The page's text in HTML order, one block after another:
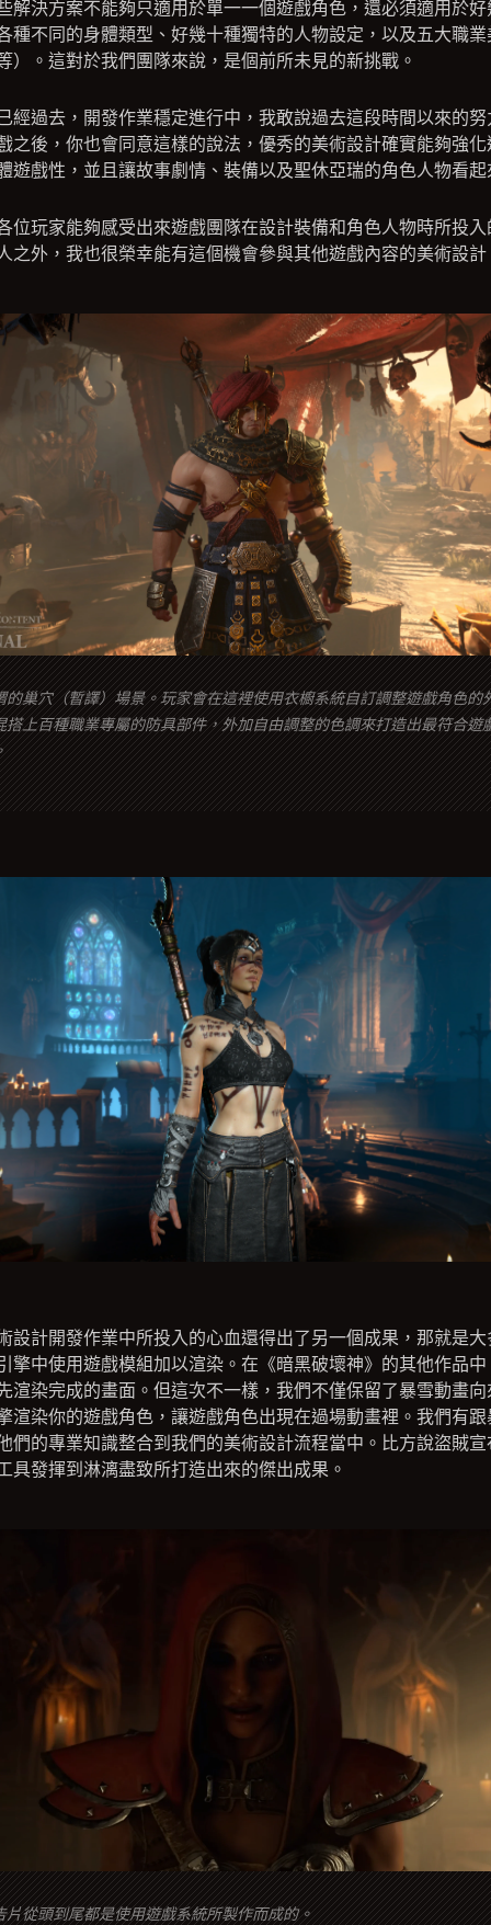
解決方案不能夠只適用於單一一個遊戲角色，還必須適用於
種不同的身體類型、好幾十種獨特的人物設定，以及五大職
）。這對於我們團隊來說，是個前所未見的新挑戰。
經過去，開發作業穩定進行中，我敢說過去這段時間以來的
之後，你也會同意這樣的說法，優秀的美術設計確實能夠強
遊戲性，並且讓故事劇情、裝備以及聖休亞瑞的角色人物看
位玩家能夠感受出來遊戲團隊在設計裝備和角色人物時所投
之外，我也很榮幸能有這個機會參與其他遊戲內容的美術設計
的巢穴（暫譯）場景。玩家會在這裡使用衣櫥系統自訂調整遊戲角色的
搭上百種職業專屬的防具部件，外加自由調整的色調來打造出最符合遊
設計開發作業中所投入的心血還得出了另一個成果，那就是
擎中使用遊戲模組加以渲染。在《暗黑破壞神》的其他作品
渲染完成的畫面。但這次不一樣，我們不僅保留了暴雪動畫
渲染你的遊戲角色，讓遊戲角色出現在過場動畫裡。我們有
們的專業知識整合到我們的美術設計流程當中。比方說盜賊
具發揮到淋漓盡致所打造出來的傑出成果。
片從頭到尾都是使用遊戲系統所製作而成的。